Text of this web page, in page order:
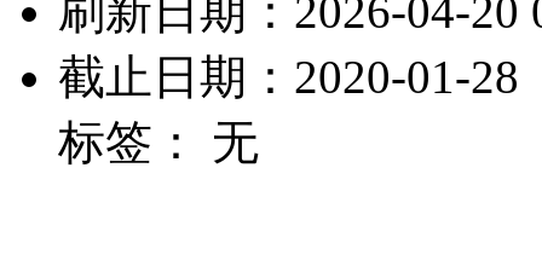
刷新日期：2026-04-20
截止日期：2020-01-28
标签： 无